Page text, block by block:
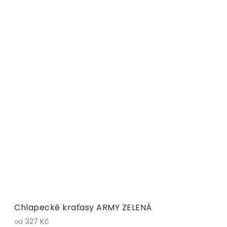
Chlapecké kraťasy ARMY ZELENÁ
od 327 Kč